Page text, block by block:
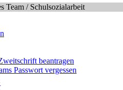
Team / Schulsozialarbeit
beantragen
Passwort vergessen